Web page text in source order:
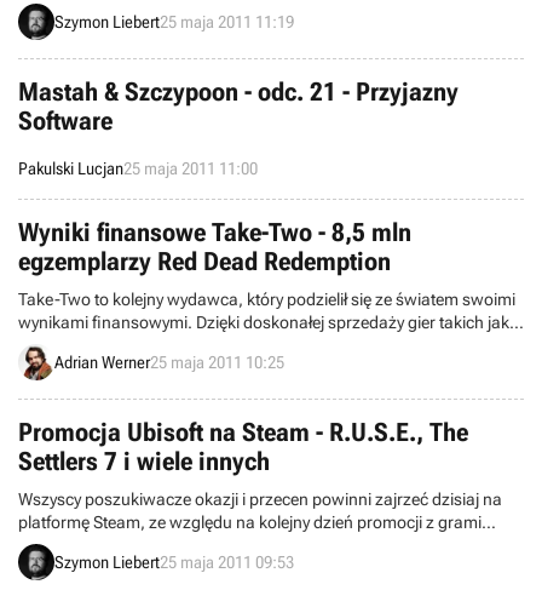
Barbarian, który zadebiutuje w kinach pod koniec tego roku. Historia
zaprezentowana w rozszerzeniu rozwinie wątki filmowe i pokaże
Szymon Liebert25 maja 2011 11:19
Mastah & Szczypoon - odc. 21 - Przyjazny
Software
Pakulski Lucjan25 maja 2011 11:00
Wyniki finansowe Take-Two - 8,5 mln
egzemplarzy Red Dead Redemption
Take-Two to kolejny wydawca, który podzielił się ze światem swoimi
wynikami finansowymi. Dzięki doskonałej sprzedaży gier takich jak
Red Dead Redemption firma ma się czym pochwalić.
Adrian Werner25 maja 2011 10:25
Promocja Ubisoft na Steam - R.U.S.E., The
Settlers 7 i wiele innych
Wszyscy poszukiwacze okazji i przecen powinni zajrzeć dzisiaj na
platformę Steam, ze względu na kolejny dzień promocji z grami
Ubisoft oraz regularną środową przecenę (akcja „szaleństwo w
środku tygodnia”). W tej chwili można kupić taniej dwie strategie:
Szymon Liebert25 maja 2011 09:53